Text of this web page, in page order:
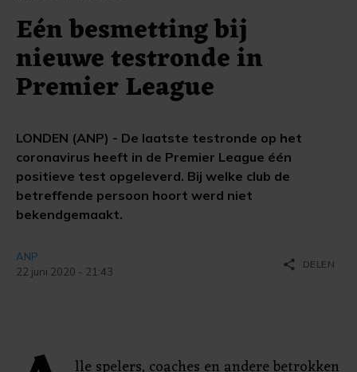
Eén besmetting bij
nieuwe testronde in
Premier League
LONDEN (ANP) - De laatste testronde op het
coronavirus heeft in de Premier League één
positieve test opgeleverd. Bij welke club de
betreffende persoon hoort werd niet
bekendgemaakt.
ANP
22 juni 2020 - 21:43
share DELEN